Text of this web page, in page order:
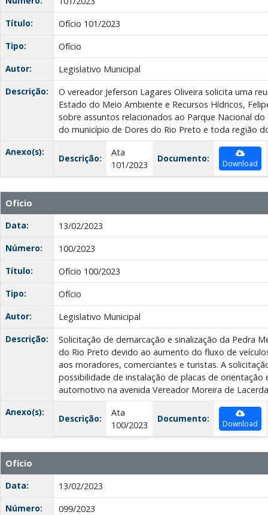
Título:
Ofício 101/2023
Tipo:
Ofício
Autor:
Legislativo Municipal
Descrição:
O vereador Jeferson Lagares Oliveira solicita uma
Estado do Meio Ambiente e Recursos Hídricos,
sobre assuntos relacionados ao Parque Nacional
do município de Dores do Rio Preto e toda região
Anexo(s):
Descrição:
Ata
101/2023
Documento: Download
Ofício
Data:
13/02/2023
Número:
100/2023
Título:
Ofício 100/2023
Tipo:
Ofício
Autor:
Legislativo Municipal
Descrição:
Solicitação de demarcação e sinalização da Pedra
do Rio Preto devido ao aumento do fluxo de
aos moradores, comerciantes e turistas. A
possibilidade de instalação de placas de orientação
automotivo na avenida Vereador Moreira de
Anexo(s):
Descrição:
Ata
100/2023
Documento: Download
Ofício
Data:
13/02/2023
Número:
099/2023